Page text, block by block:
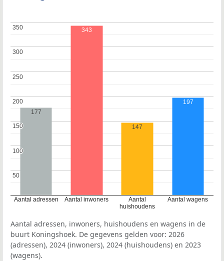
Aantal adressen Aantal inwoners
Aantal
huishoudens
Aantal wagens
50
50
100
100
150
150
200
200
250
250
300
300
350
350
177
343
147
197
Aantal adressen, inwoners, huishoudens en wagens in de
buurt Koningshoek. De gegevens gelden voor: 2026
(adressen), 2024 (inwoners), 2024 (huishoudens) en 2023
(wagens).